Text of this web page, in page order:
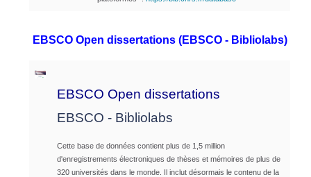
EBSCO Open dissertations (EBSCO - Bibliolabs)
EBSCO Open dissertations
EBSCO - Bibliolabs
Cette base de données contient plus de 1,5 million
d'enregistrements électroniques de thèses et mémoires de plus de
320 universités dans le monde.
Il inclut désormais le contenu de la